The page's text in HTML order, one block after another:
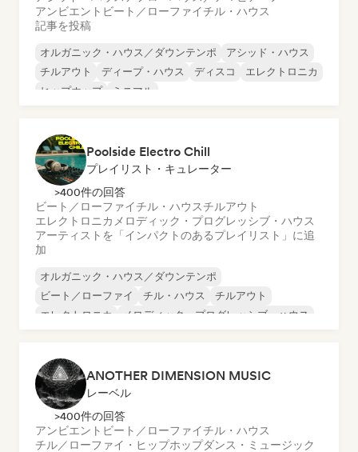
アンビエント ビート／ローファイチル・ハウス
記事を投稿
オルガニック・ハウス／ダウンテンポ
アシッド・ハウス
チルアウト
ディープ・ハウス ディスコ
エレクトロニカ
ヒップホップ
ミニマル
Poolside Electro Chill
プレイリスト・キュレーター
>400件の回答
ビート／ローファイチル・ハウスチルアウト
エレクトロニカ メロディック・プログレッシブ・ハウス
アーティストを「インパクトのあるプレイリスト」に追
加
オルガニック・ハウス／ダウンテンポ
ビート／ローファイ
チル・ハウス
チルアウト
エレクトロニカ
メロディック・プログレッシブ・ハウス
ANOTHER DIMENSION MUSIC
レーベル
>400件の回答
アンビエント ビート／ローファイチル・ハウス
チル／ローファイ・ヒップホップダンス・ミュージック